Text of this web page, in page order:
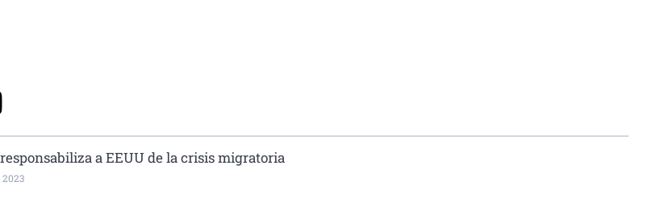
i
a EEUU de la crisis migratoria